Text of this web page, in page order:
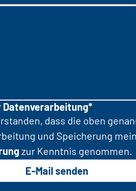
Datenverarbeitung*
dass die oben
und Speicherung
zur Kenntnis genommen.
E-Mail senden